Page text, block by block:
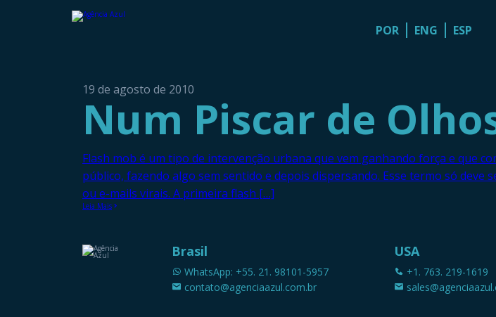
POR ENG ESP
19 de agosto de 2010
Num Piscar de
Flash mob é um tipo de intervenção urbana que vem ganhando força e que
público, fazendo algo sem sentido e depois dispersando. Esse termo só deve
ou e-mails virais. A primeira flash […]
Leia Mais
Brasil
WhatsApp: +55. 21. 98101-5957
contato@agenciaazul.com.br
USA
+1. 763. 219-1619